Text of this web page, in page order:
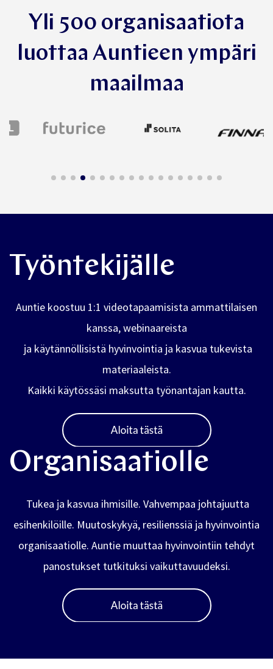
Yli 500 organisaatiota
luottaa Auntieen ympäri
maailmaa
Työntekijälle
Auntie koostuu 1:1 videotapaamisista ammattilaisen
kanssa, webinaareista
ja käytännöllisistä hyvinvointia ja kasvua tukevista
materiaaleista.
Kaikki käytössäsi maksutta työnantajan kautta.
Organisaatiolle
Tukea ja kasvua ihmisille. Vahvempaa johtajuutta
esihenkilöille. Muutoskykyä, resilienssiä ja hyvinvointia
organisaatiolle. Auntie muuttaa hyvinvointiin tehdyt
panostukset tutkituksi vaikuttavuudeksi.